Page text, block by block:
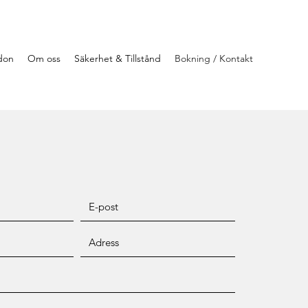
Om oss Säkerhet & Tillstånd Bokning / Kontakt